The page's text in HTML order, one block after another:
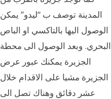
المدينة توصف ب “ليدو” يمكن
الوصول اليها بالتاكسي او الباص
البحري. وبعد الوصول الى محطة
الجزيرة يمكنك عبور عرض
الجزيرة مشيا على الاقدام خلال
عشر دقائق وهناك تصل الى